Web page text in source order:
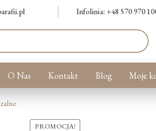
Infolinia: +48 570 970
O Nas Kontakt Blog Moje
PROMOCJA!